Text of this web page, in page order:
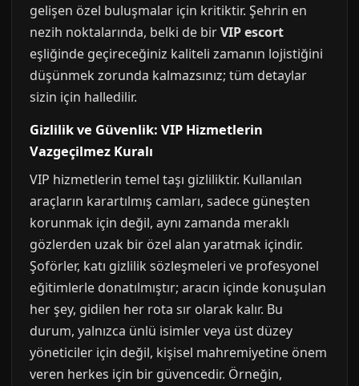
gelişen özel buluşmalar için kritiktir. Şehrin en
nezih noktalarında, belki de birVIP escort
eşliğinde geçireceğiniz kaliteli zamanın lojistiğini
düşünmek zorunda kalmazsınız; tüm detaylar
sizin için halledilir.
Gizlilik ve Güvenlik: VIP Hizmetlerin
Vazgeçilmez Kuralı
VIP hizmetlerin temel taşı gizliliktir. Kullanılan
araçların karartılmış camları, sadece güneşten
korunmak için değil, aynı zamanda meraklı
gözlerden uzak bir özel alan yaratmak içindir.
Şoförler, katı gizlilik sözleşmeleri ve profesyonel
eğitimlerle donatılmıştır; aracın içinde konuşulan
her şey, gidilen her rota sır olarak kalır. Bu
durum, yalnızca ünlü isimler veya üst düzey
yöneticiler için değil, kişisel mahremiyetine önem
veren herkes için bir güvencedir. Örneğin,